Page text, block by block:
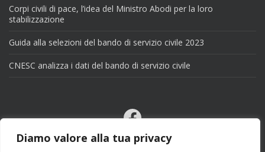
Diamo valore alla tua privacy
Corpi civili di pace, l’idea del Ministro Abodi per la loro
stabilizzazione
Guida alla selezioni del bando di servizio civile 2023
CNESC analizza i dati del bando di servizio civile
Facebook
Email